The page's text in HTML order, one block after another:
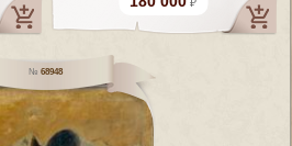
68948